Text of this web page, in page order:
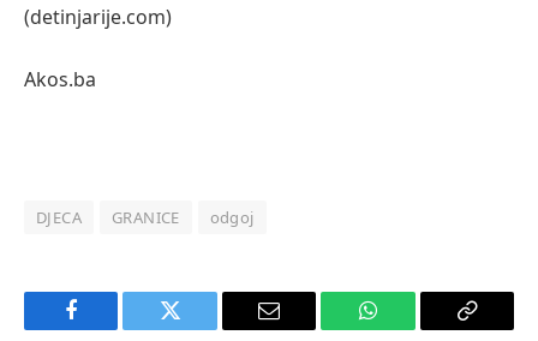
(detinjarije.com)
Akos.ba
DJECA GRANICE odgoj
Facebook Twitter Email WhatsApp Copy